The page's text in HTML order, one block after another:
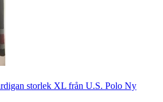
storlek XL från U.S. Polo Ny